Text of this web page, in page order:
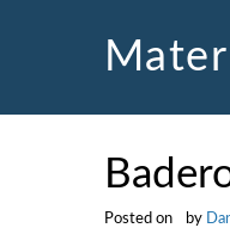
Posted on by